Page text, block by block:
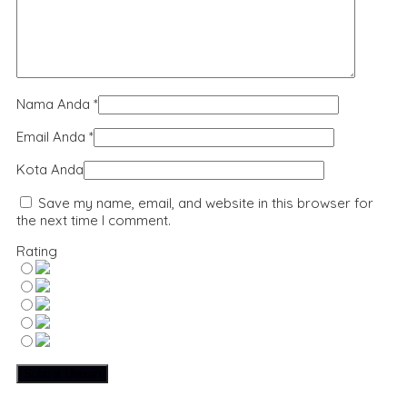
Nama Anda *
Email Anda *
Kota Anda
Save my name, email, and website in this browser for
the next time I comment.
Rating